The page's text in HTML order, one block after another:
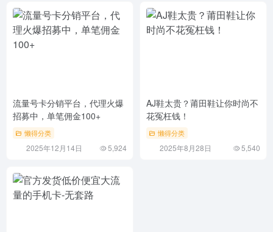
流量号卡分销平台，代理火爆
招募中，单笔佣金100+
懒得分类
2025年12月14日 5,924
AJ鞋太贵？莆田鞋让你时尚不
花冤枉钱！
懒得分类
2025年8月28日 5,540